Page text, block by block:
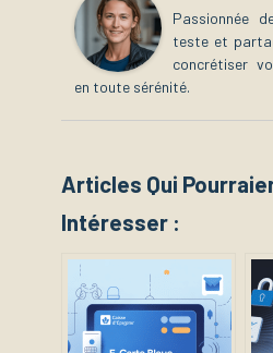
Passionnée
teste et
concrétiser
en toute sérénité.
Articles Qui
Intéresser :